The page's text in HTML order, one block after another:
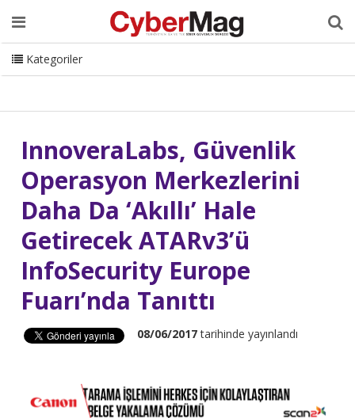
Ana Sayfa Hakkımızda Dergi Editörden
Danışmanlık
ISC Turkey Sizden Gelenler
İletişim
CyberMag Logo
Kategoriler
InnoveraLabs, Güvenlik
Operasyon Merkezlerini
Daha Da ‘Akıllı’ Hale
Getirecek ATARv3’ü
InfoSecurity Europe
Fuarı’nda Tanıttı
08/06/2017tarihinde yayınlandı